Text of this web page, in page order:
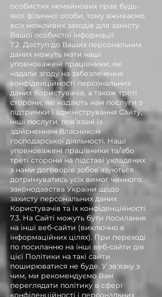
особистих немайнових прав будь-
якої фізичної особи, тому вживаємо
всіх можливих заходів для захисту
Вашої особистої інформації.
7.2. Доступ до Ваших персональних
даних можуть мати наші
уповноважені працівники, які
надали згоду на забезпечення
конфіденційності персональних
даних Користувачів, а також треті
сторони, які надають нам послуги з
підтримки і адміністрування Сайту,
інші послуги, пов’язані із
здійсненням Власником
господарської діяльності. Наші
уповноважені працівники та/або
треті сторони на підставі укладених
з нами договорів зобов’язуються
дотримуватись усіх вимог чинного
законодавства України щодо
захисту персональних даних
Користувачів та їх конфіденційності.
7.3. На Сайті можуть бути посилання
на інші веб-сайти (виключно в
інформаційних цілях). При переході
по посиланню на інші веб-сайти дія
цієї Політики на такі сайти
поширюватися не буде. У зв'язку з
чим, ми рекомендуємо Вам
переглядати політику в сфері
конфіденційності і персональних